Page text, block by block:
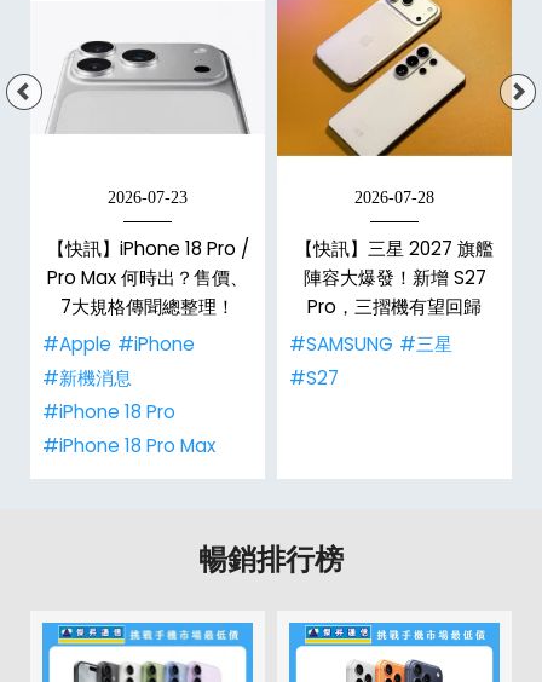
2026-07-23
【快訊】iPhone 18 Pro /
Pro Max 何時出？售價、
7大規格傳聞總整理！
#Apple #iPhone
#新機消息
#iPhone 18 Pro
#iPhone 18 Pro Max
2026-07-28
【快訊】三星 2027 旗艦
陣容大爆發！新增 S27
Pro，三摺機有望回歸
#SAMSUNG #三星
#S27
暢銷排行榜